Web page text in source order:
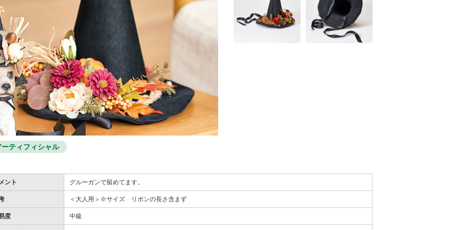
ーティフィシャル
ント グルーガンで留めてます。
＜大人用＞※サイズ リボンの長さ含まず
度 中級